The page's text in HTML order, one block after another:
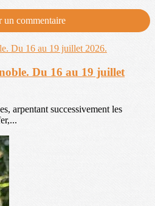
un commentaire
Du 16 au 19 juillet
arpentant successivement les